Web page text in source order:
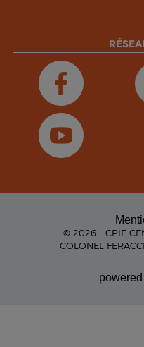
© 2026 - CPIE
COLONEL